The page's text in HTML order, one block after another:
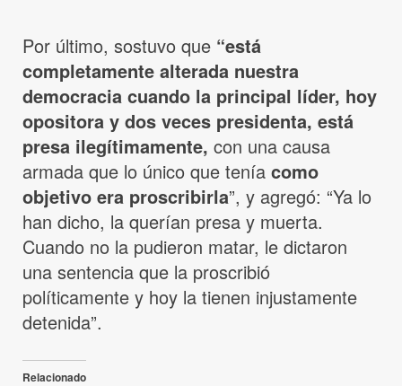
Por último, sostuvo que “está
completamente alterada nuestra
democracia cuando la principal líder, hoy
opositora y dos veces presidenta, está
presa ilegítimamente, con una causa
armada que lo único que tenía como
objetivo era proscribirla”, y agregó: “Ya lo
han dicho, la querían presa y muerta.
Cuando no la pudieron matar, le dictaron
una sentencia que la proscribió
políticamente y hoy la tienen injustamente
detenida”.
Relacionado